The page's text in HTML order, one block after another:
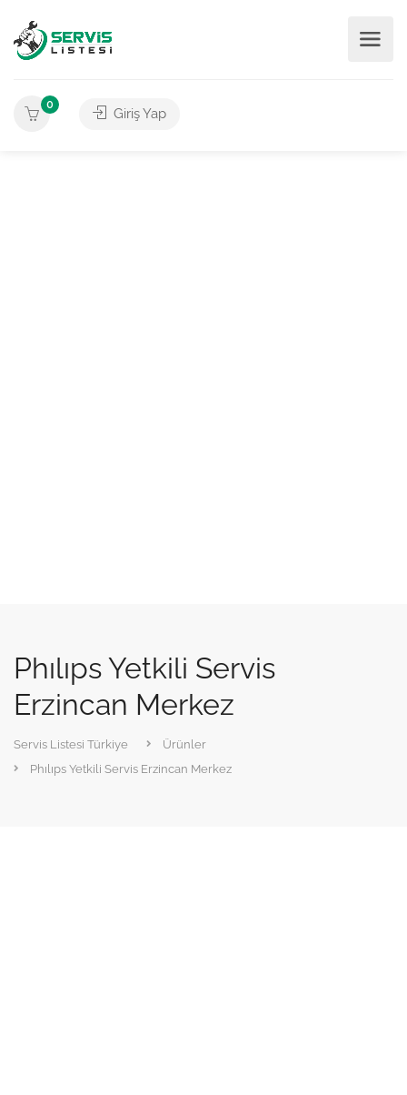
0
Giriş Yap
Phılıps Yetkili Servis
Erzincan Merkez
Servis Listesi Türkiye
Ürünler
Phılıps Yetkili Servis Erzincan Merkez